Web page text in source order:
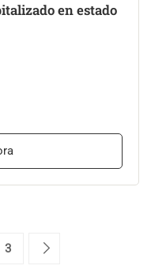
en estado
3